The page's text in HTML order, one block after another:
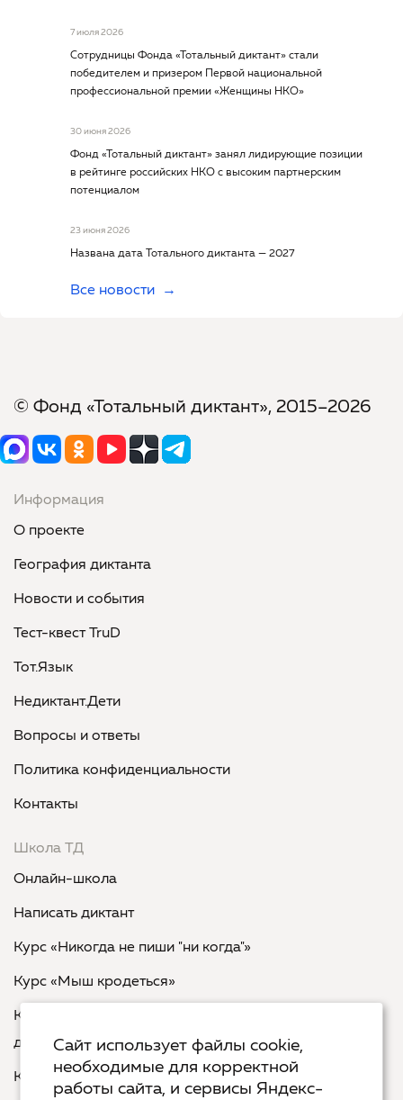
7 июля 2026
Сотрудницы Фонда «Тотальный диктант» стали
победителем и призером Первой национальной
профессиональной премии «Женщины НКО»
30 июня 2026
Фонд «Тотальный диктант» занял лидирующие позиции
в рейтинге российских НКО с высоким партнерским
потенциалом
23 июня 2026
Названа дата Тотального диктанта — 2027
Все новости
© Фонд «Тотальный диктант», 2015–2026
Информация
О проекте
География диктанта
Новости и события
Тест-квест TruD
Тот.Язык
Недиктант.Дети
Вопросы и ответы
Политика конфиденциальности
Контакты
Школа ТД
Онлайн-школа
Написать диктант
Курс «Никогда не пиши "ни когда"»
Курс «Мыш кродеться»
Курс «Русская пунктуация: болевые точки... и
двоеточия»
Курс «Я пишу - мне отвечают»
Сайт использует файлы cookie,
необходимые для корректной
работы сайта, и сервисы Яндекс-